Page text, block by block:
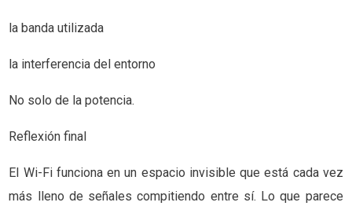
la banda utilizada
la interferencia del entorno
No solo de la potencia.
Reflexión final
El Wi-Fi funciona en un espacio invisible que está cada vez
más lleno de señales compitiendo entre sí. Lo que parece